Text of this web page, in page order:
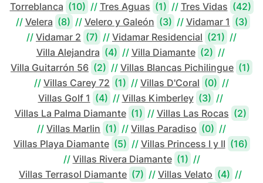
Torreblanca (10) // Tres Aguas (1) // Tres Vidas (42)
// Velera (8) // Velero y Galeón (3) // Vidamar 1 (3)
// Vidamar 2 (7) // Vidamar Residencial (21) //
Villa Alejandra (4) // Villa Diamante (2) //
Villa Guitarrón 56 (2) // Villas Blancas Pichilingue (1)
// Villas Carey 72 (1) // Villas D'Coral (0) //
Villas Golf 1 (4) // Villas Kimberley (3) //
Villas La Palma Diamante (1) // Villas Las Rocas (2)
// Villas Marlin (1) // Villas Paradiso (0) //
Villas Playa Diamante (5) // Villas Princess I y II (16)
// Villas Rivera Diamante (1) //
Villas Terrasol Diamante (7) // Villas Velato (4) //